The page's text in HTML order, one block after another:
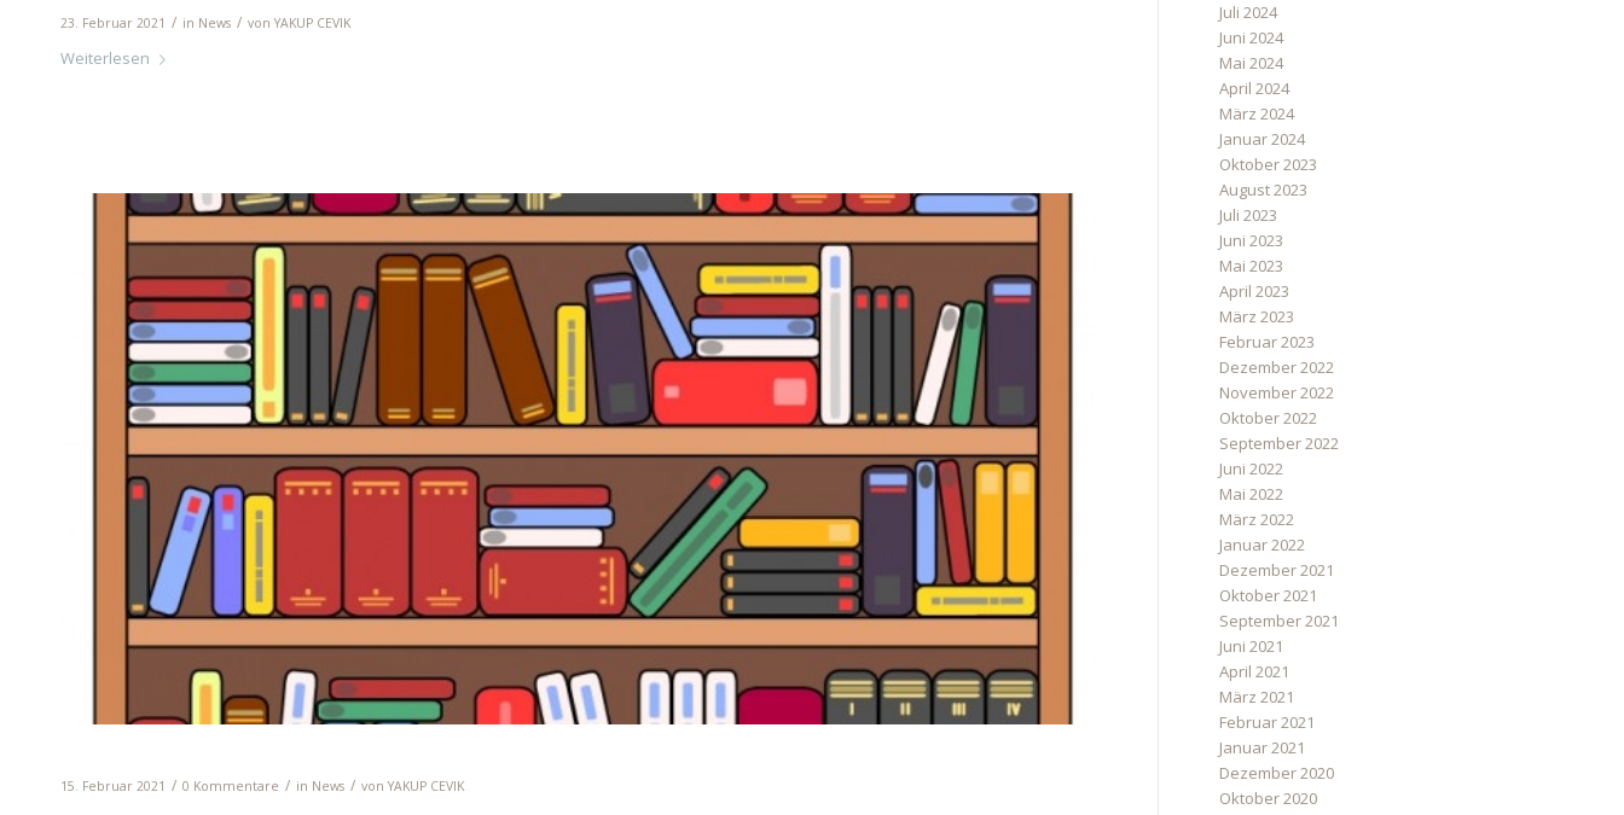
23. Februar 2021 / in News / von YAKUP CEVIK
Weiterlesen
15. Februar 2021 / 0 Kommentare / in News / von YAKUP CEVIK
Juli 2024
Juni 2024
Mai 2024
April 2024
März 2024
Januar 2024
Oktober 2023
August 2023
Juli 2023
Juni 2023
Mai 2023
April 2023
März 2023
Februar 2023
Dezember 2022
November 2022
Oktober 2022
September 2022
Juni 2022
Mai 2022
März 2022
Januar 2022
Dezember 2021
Oktober 2021
September 2021
Juni 2021
April 2021
März 2021
Februar 2021
Januar 2021
Dezember 2020
Oktober 2020